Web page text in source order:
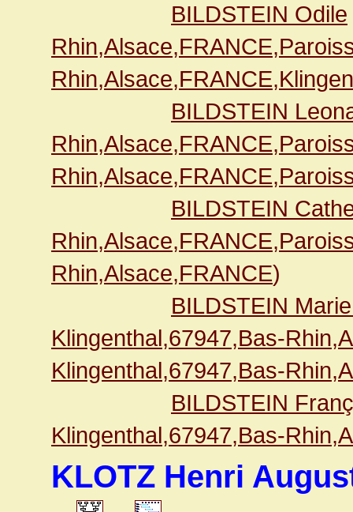
BILDSTEIN Odile
BILDSTEIN
BILDSTEIN
Rhin,Alsace,FRANCE)
BILDSTEIN
Klingenthal,67947,Bas-
Klingenthal,67947,Bas-
BILDSTEIN
Klingenthal,67947,Bas-
KLOTZ Henri